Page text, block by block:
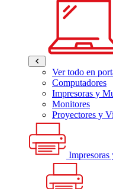
Ver todo en
Computadores
Impresoras y
Monitores
Proyectores y